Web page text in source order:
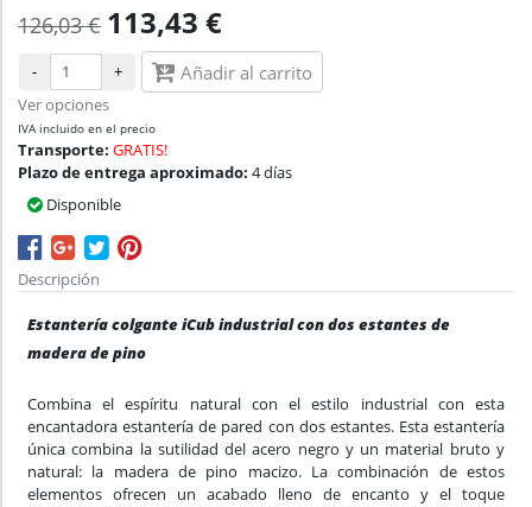
126,03 € 113,43 €
- + Añadir al carrito
Ver opciones
IVA incluido en el precio
Transporte: GRATIS!
Plazo de entrega aproximado: 4 días
Disponible
Descripción
Estantería colgante iCub industrial con dos estantes de
madera de pino
Combina el espíritu natural con el estilo industrial con esta
encantadora estantería de pared con dos estantes. Esta estantería
única combina la sutilidad del acero negro y un material bruto y
natural: la madera de pino macizo. La combinación de estos
elementos ofrecen un acabado lleno de encanto y el toque